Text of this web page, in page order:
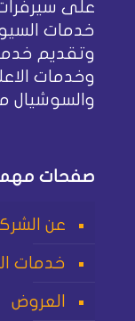
على
خدمات
وتقديم
وخدمات
والسوشيال
صفحات
عن
خدمات
العروض